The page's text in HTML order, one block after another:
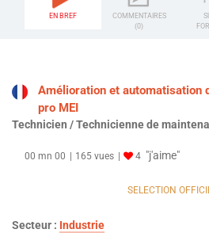
EN BREF
COMMENTAIRES
(0)
Amélioration et automatisation
pro MEI
Technicien / Technicienne de
00 mn 00 165 vues 4 "j'aime"
SELECTION
Secteur : Industrie